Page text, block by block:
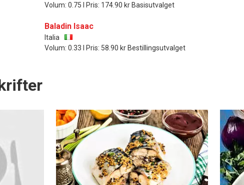
Volum: 0.75 l Pris: 174.90 kr Basisutvalget
Baladin Isaac
Italia
Volum: 0.33 l Pris: 58.90 kr Bestillingsutvalget